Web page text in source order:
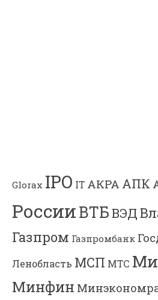
Glorax IPO IT АКРА АПК
РоссииВТБВЭД
Газпром Газпромбанк
Ленобласть МСП МТС
Минфин